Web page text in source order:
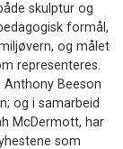
skulptur og
formål,
og målet
representeres.
Anthony Beeson
og i samarbeid
McDermott, har
som